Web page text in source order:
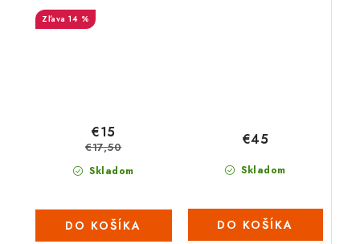
14 %
Skladom
€15
€17,50
DO KOŠÍKA
Skladom
€45
DO KOŠÍKA